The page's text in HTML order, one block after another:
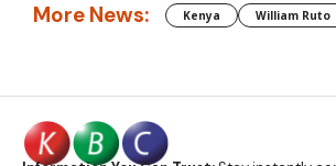
More News: Kenya William Ruto